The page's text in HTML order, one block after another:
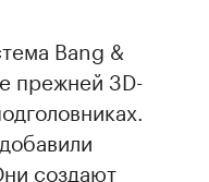
Bang &
прежней 3D-
создают